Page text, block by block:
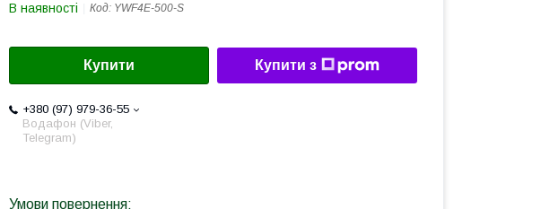
В наявності Код: YWF4E-500-S
Купити Купити з
+380 (97) 979-36-55
Водафон (Viber,
Telegram)